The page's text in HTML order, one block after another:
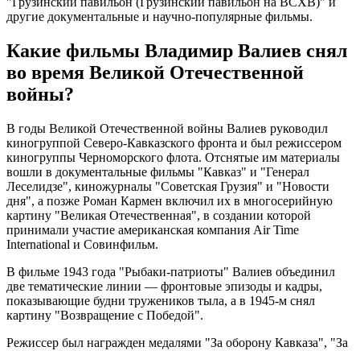
другие документальные и научно-популярные фильмы.
Какие фильмы Владимир Валиев снял
во время Великой Отечественной
войны?
В годы Великой Отечественной войны Валиев руководил
киногруппой Северо-Кавказского фронта и был режиссером
киногруппы Черноморского флота. Отснятые им материалы
вошли в документальные фильмы "Кавказ" и "Генерал
Леселидзе", киножурналы "Советская Грузия" и "Новости
дня", а позже Роман Кармен включил их в многосерийную
картину "Великая Отечественная", в создании которой
принимали участие американская компания Air Time
International и Совинфильм.
В фильме 1943 года "Рыбаки-патриоты" Валиев объединил
две тематические линии — фронтовые эпизоды и кадры,
показывающие будни тружеников тыла, а в 1945-м снял
картину "Возвращение с Победой".
Режиссер был награжден медалями "За оборону Кавказа", "За